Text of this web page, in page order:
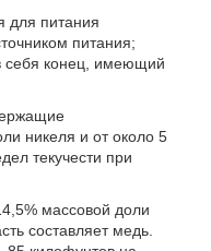
для питания
питания;
себя конец, имеющий
никеля и от около 5
текучести при
массовой доли
составляет медь.